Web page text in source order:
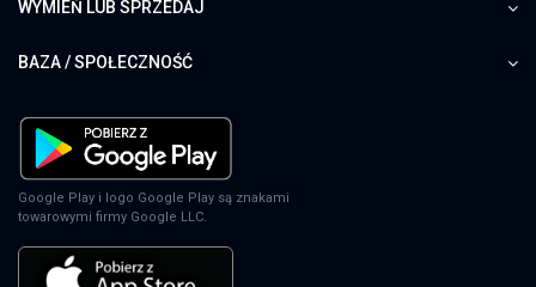
WYMIEŃ LUB SPRZEDAJ
BAZA / SPOŁECZNOŚĆ
Google Play i logo Google Play są znakami
towarowymi firmy Google LLC.